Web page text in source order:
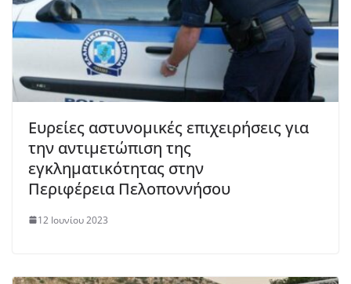
Ευρείες αστυνομικές επιχειρήσεις για
την αντιμετώπιση της
εγκληματικότητας στην
Περιφέρεια Πελοποννήσου
12 Ιουνίου 2023